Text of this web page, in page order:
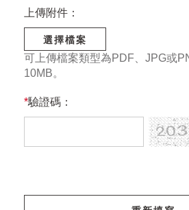
上傳附件：
選擇檔案
可上傳檔案類型為PDF、JPG或
10MB。
*驗證碼：